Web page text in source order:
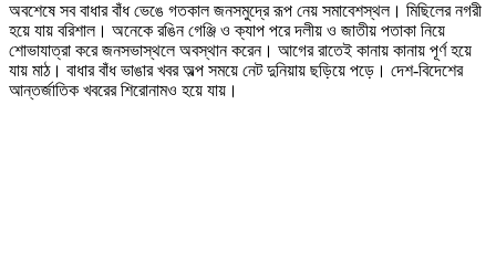
অবশেষে সব বাধার বাঁধ ভেঙে গতকাল জনসমুদ্রে রূপ নেয় সমাবেশস্থল। মিছিলের নগরী
হয়ে যায় বরিশাল। অনেকে রঙিন গেঞ্জি ও ক্যাপ পরে দলীয় ও জাতীয় পতাকা নিয়ে
শোভাযাত্রা করে জনসভাস্থলে অবস্থান করেন। আগের রাতেই কানায় কানায় পূর্ণ হয়ে
যায় মাঠ। বাধার বাঁধ ভাঙার খবর অল্প সময়ে নেট দুনিয়ায় ছড়িয়ে পড়ে। দেশ-বিদেশের
আন্তর্জাতিক খবরের শিরোনামও হয়ে যায়।